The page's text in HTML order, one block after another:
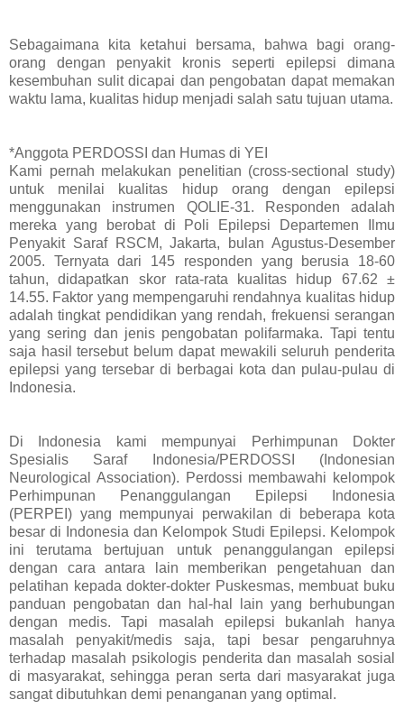
Sebagaimana kita ketahui bersama, bahwa bagi orang-
orang dengan penyakit kronis seperti epilepsi dimana
kesembuhan sulit dicapai dan pengobatan dapat memakan
waktu lama, kualitas hidup menjadi salah satu tujuan utama.
*Anggota PERDOSSI dan Humas di YEI
Kami pernah melakukan penelitian (cross-sectional study)
untuk menilai kualitas hidup orang dengan epilepsi
menggunakan instrumen QOLIE-31. Responden adalah
mereka yang berobat di Poli Epilepsi Departemen Ilmu
Penyakit Saraf RSCM, Jakarta, bulan Agustus-Desember
2005. Ternyata dari 145 responden yang berusia 18-60
tahun, didapatkan skor rata-rata kualitas hidup 67.62 ±
14.55. Faktor yang mempengaruhi rendahnya kualitas hidup
adalah tingkat pendidikan yang rendah, frekuensi serangan
yang sering dan jenis pengobatan polifarmaka. Tapi tentu
saja hasil tersebut belum dapat mewakili seluruh penderita
epilepsi yang tersebar di berbagai kota dan pulau-pulau di
Indonesia.
Di Indonesia kami mempunyai Perhimpunan Dokter
Spesialis Saraf Indonesia/PERDOSSI (Indonesian
Neurological Association). Perdossi membawahi kelompok
Perhimpunan Penanggulangan Epilepsi Indonesia
(PERPEI) yang mempunyai perwakilan di beberapa kota
besar di Indonesia dan Kelompok Studi Epilepsi. Kelompok
ini terutama bertujuan untuk penanggulangan epilepsi
dengan cara antara lain memberikan pengetahuan dan
pelatihan kepada dokter-dokter Puskesmas, membuat buku
panduan pengobatan dan hal-hal lain yang berhubungan
dengan medis. Tapi masalah epilepsi bukanlah hanya
masalah penyakit/medis saja, tapi besar pengaruhnya
terhadap masalah psikologis penderita dan masalah sosial
di masyarakat, sehingga peran serta dari masyarakat juga
sangat dibutuhkan demi penanganan yang optimal.